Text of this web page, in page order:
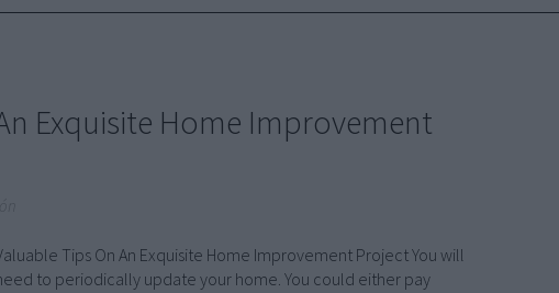
Exquisite Home Improvement
Tips On An Exquisite Home Improvement Project You will
to periodically update your home. You could either pay